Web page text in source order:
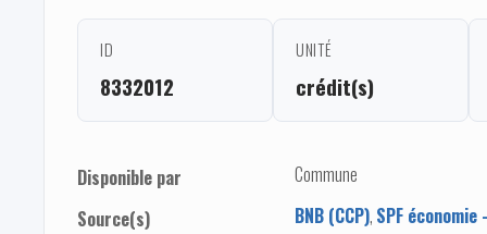
ID
8332012
UNITÉ
crédit(s)
Disponible par
Commune
Source(s)
BNB (CCP), SPF